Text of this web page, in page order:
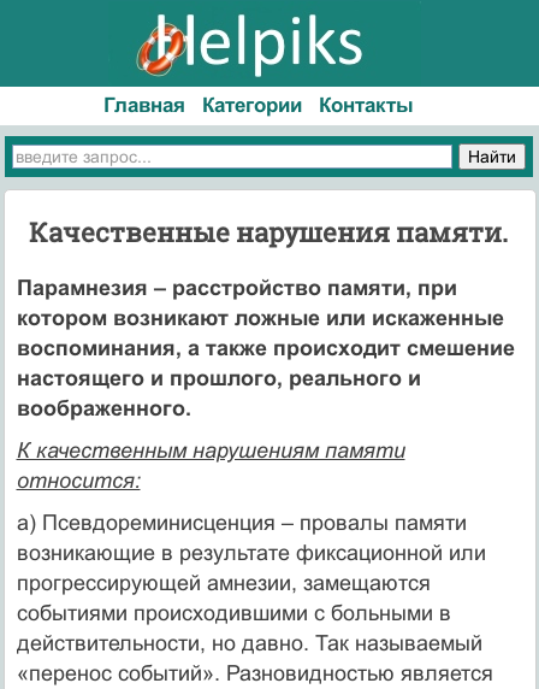
Главная Категории Контакты
Качественные нарушения памяти.
Парамнезия – расстройство памяти, при
котором возникают ложные или искаженные
воспоминания, а также происходит смешение
настоящего и прошлого, реального и
воображенного.
К качественным нарушениям памяти
относится:
а) Псевдореминисценция – провалы памяти
возникающие в результате фиксационной или
прогрессирующей амнезии, замещаются
событиями происходившими с больными в
действительности, но давно. Так называемый
«перенос событий». Разновидностью является